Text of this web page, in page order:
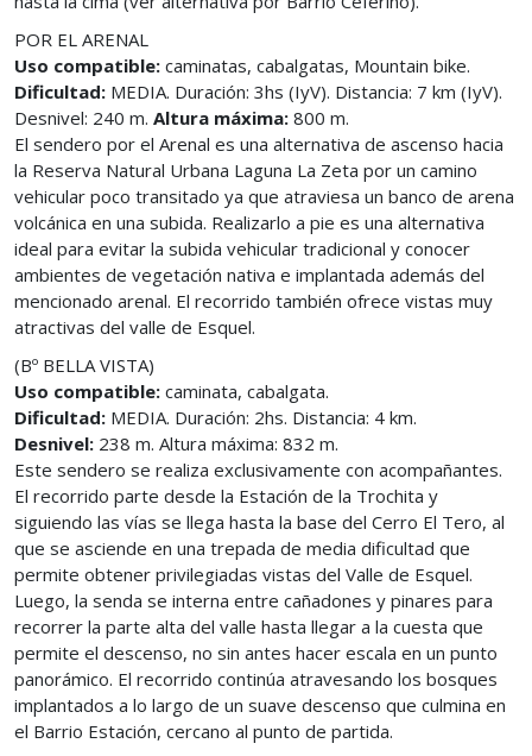
POR EL ARENAL
Uso compatible: caminatas, cabalgatas, Mountain bike.
Dificultad: MEDIA. Duración: 3hs (IyV). Distancia: 7 km (IyV).
Desnivel: 240 m. Altura máxima: 800 m.
El sendero por el Arenal es una alternativa de ascenso hacia
la Reserva Natural Urbana Laguna La Zeta por un camino
vehicular poco transitado ya que atraviesa un banco de arena
volcánica en una subida. Realizarlo a pie es una alternativa
ideal para evitar la subida vehicular tradicional y conocer
ambientes de vegetación nativa e implantada además del
mencionado arenal. El recorrido también ofrece vistas muy
atractivas del valle de Esquel.
(Bº BELLA VISTA)
Uso compatible: caminata, cabalgata.
Dificultad: MEDIA. Duración: 2hs. Distancia: 4 km.
Desnivel: 238 m. Altura máxima: 832 m.
Este sendero se realiza exclusivamente con acompañantes.
El recorrido parte desde la Estación de la Trochita y
siguiendo las vías se llega hasta la base del Cerro El Tero, al
que se asciende en una trepada de media dificultad que
permite obtener privilegiadas vistas del Valle de Esquel.
Luego, la senda se interna entre cañadones y pinares para
recorrer la parte alta del valle hasta llegar a la cuesta que
permite el descenso, no sin antes hacer escala en un punto
panorámico. El recorrido continúa atravesando los bosques
implantados a lo largo de un suave descenso que culmina en
el Barrio Estación, cercano al punto de partida.